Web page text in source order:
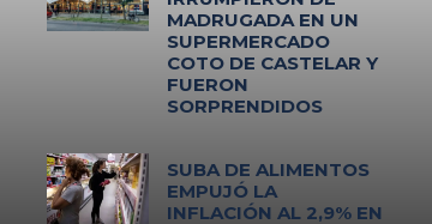
MADRUGADA EN UN
SUPERMERCADO
COTO DE CASTELAR Y
FUERON
SORPRENDIDOS
SUBA DE ALIMENTOS
EMPUJÓ LA
INFLACIÓN AL 2,9% EN